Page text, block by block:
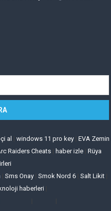
al windows 11 pro key EVA Zemin
Raiders Cheats| haber izle| Rüya
Sms Onay Smok Nord 6 Salt Likit
haberleri|